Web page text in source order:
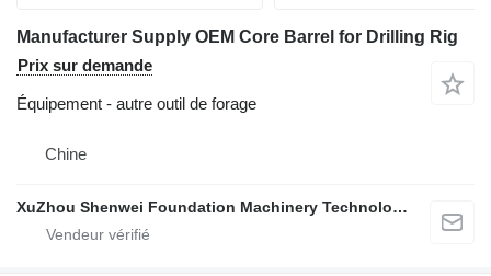
Manufacturer Supply OEM Core Barrel for Drilling Rig
Prix sur demande
Équipement - autre outil de forage
Chine
XuZhou Shenwei Foundation Machinery Technology